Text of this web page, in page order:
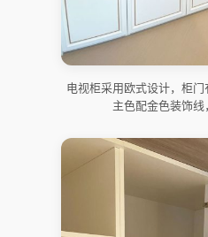
电视柜采用欧式设计，柜
主色配金色装饰线